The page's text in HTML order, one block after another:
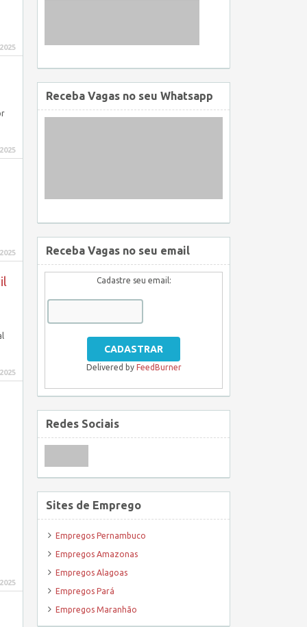
Receba Vagas no seu Whatsapp
Receba Vagas no seu email
Cadastre seu email:
Delivered by FeedBurner
Redes Sociais
Sites de Emprego
Empregos Pernambuco
Empregos Amazonas
Empregos Alagoas
Empregos Pará
Empregos Maranhão